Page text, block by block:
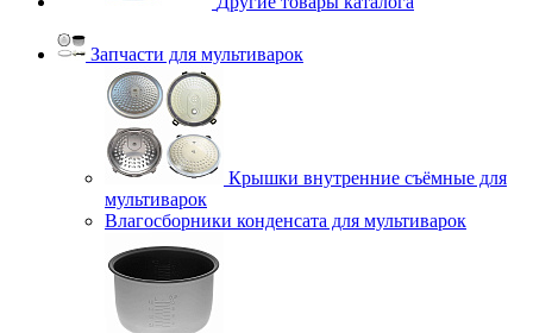
Запчасти для мультиварок
Крышки внутренние съёмные для
мультиварок
Влагосборники конденсата для мультиварок